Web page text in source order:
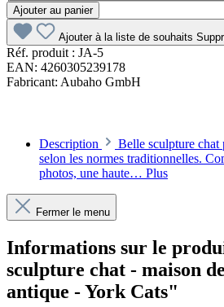
Ajouter au panier
Ajouter à la liste de souhaits
Réf. produit : JA-5
EAN: 4260305239178
Fabricant: Aubaho GmbH
Description
Belle sculpture
selon les normes traditionnelles.
photos, une haute… Plus
Fermer le menu
Informations sur le
sculpture chat - maison
antique - York Cats"